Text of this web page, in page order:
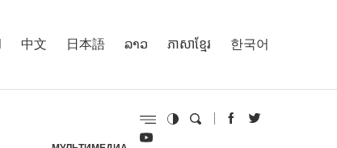
中文 日本語 ລາວ ភាសាខ្មែរ 한국어